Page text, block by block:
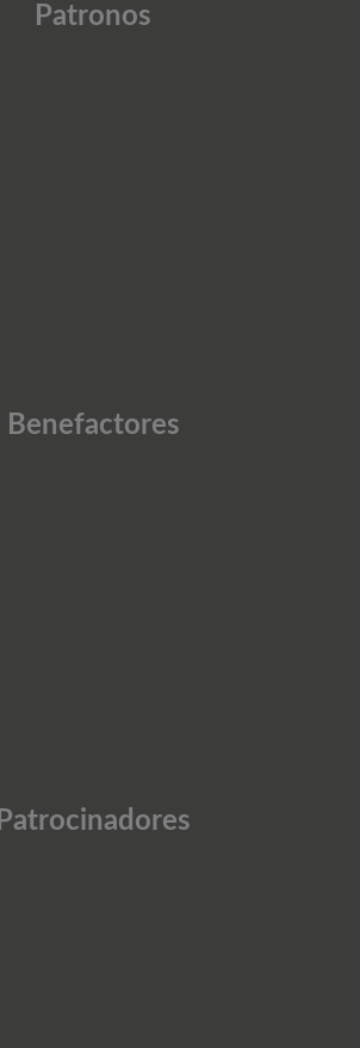
Patronos
Benefactores
Patrocinadores